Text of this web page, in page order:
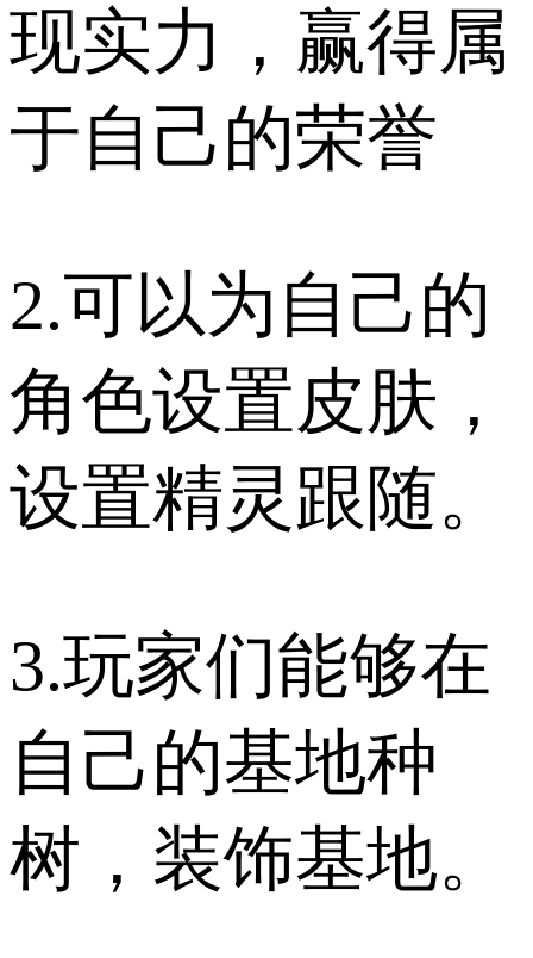
现实力，赢得属
于自己的荣誉
2.可以为自己的
角色设置皮肤，
设置精灵跟随。
3.玩家们能够在
自己的基地种
树，装饰基地。